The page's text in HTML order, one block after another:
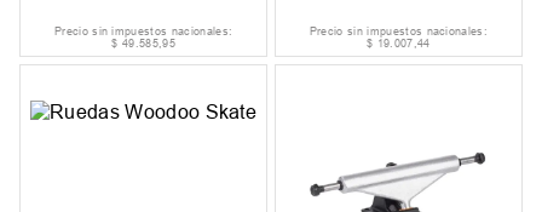
Precio sin impuestos nacionales:
$ 49.585,95
Precio sin impuestos nacionales:
$ 19.007,44